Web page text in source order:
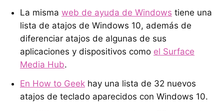
La misma web de ayuda de Windows tiene una
lista de atajos de Windows 10, además de
diferenciar atajos de algunas de sus
aplicaciones y dispositivos como el Surface
Media Hub.
En How to Geek hay una lista de 32 nuevos
atajos de teclado aparecidos con Windows 10.